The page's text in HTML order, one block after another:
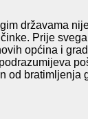
državama
Prije
općina i
od bratimljenja